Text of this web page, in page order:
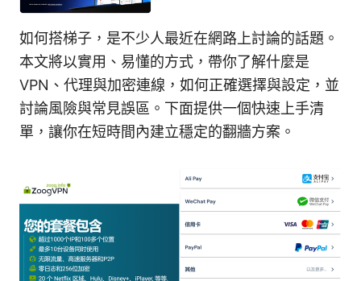
如何搭梯子，是不少人最近在網路上討論的話題。
本文將以實用、易懂的方式，帶你了解什麼是
VPN、代理與加密連線，如何正確選擇與設定，並
討論風險與常見誤區。下面提供一個快速上手清
單，讓你在短時間內建立穩定的翻牆方案。